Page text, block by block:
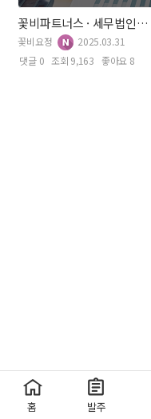
꽃비파트너스 · 세무법인 상록 제휴 안내
꽃비요정
2025.03.31
댓글 0 조회 9,163 좋아요 8
홈 발주